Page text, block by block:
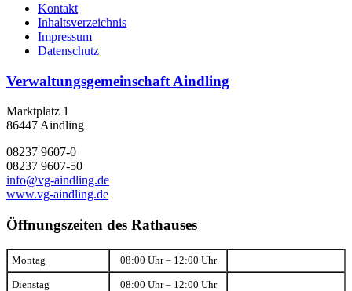
Kontakt
Inhaltsverzeichnis
Impressum
Datenschutz
Verwaltungsgemeinschaft Aindling
Marktplatz 1
86447 Aindling
08237 9607-0
08237 9607-50
info@vg-aindling.de
www.vg-aindling.de
Öffnungszeiten des Rathauses
Montag 08:00 Uhr – 12:00 Uhr
Dienstag 08:00 Uhr – 12:00 Uhr